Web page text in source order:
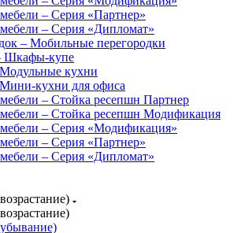
– Серия «Партнер»
– Серия «Дипломат»
– Мобильные перегородки
Шкафы-купе
кухни
кухни для офиса
– Стойка ресепшн Партнер
– Стойка ресепшн Модификация
– Серия «Модификация»
– Серия «Партнер»
– Серия «Дипломат»